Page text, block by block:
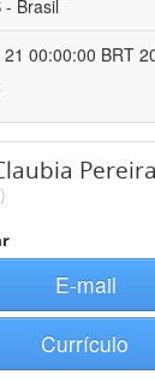
Brasil
00:00:00 BRT
E-mail
Currículo